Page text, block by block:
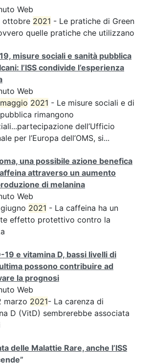
Web
ottobre 2021 - Le pratiche di Green
quelle pratiche che utilizzano
misure sociali e sanità pubblica
l’ISS condivide l’esperienza
Web
maggio 2021 - Le misure sociali e di
rimangono
dell’Ufficio
per l’Europa dell’OMS, si...
una possibile azione benefica
attraverso un aumento
di melanina
Web
2021 - La caffeina ha un
effetto protettivo contro la
19 e vitamina D, bassi livelli di
possono contribuire ad
la prognosi
Web
marzo 2021- La carenza di
D (VitD) sembrerebbe associata
delle Malattie Rare, anche l’ISS